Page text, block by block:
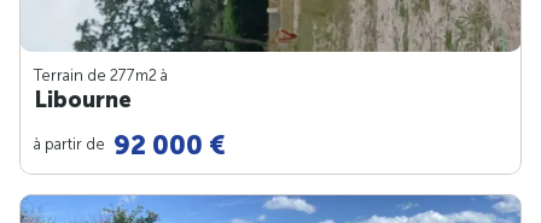
Terrain de 277m2 à
Libourne
à partir de 92 000 €